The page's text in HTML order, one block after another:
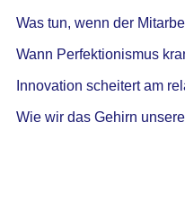
Was tun, wenn der
Wann Perfektionismus
Innovation scheitert am
Wie wir das Gehirn